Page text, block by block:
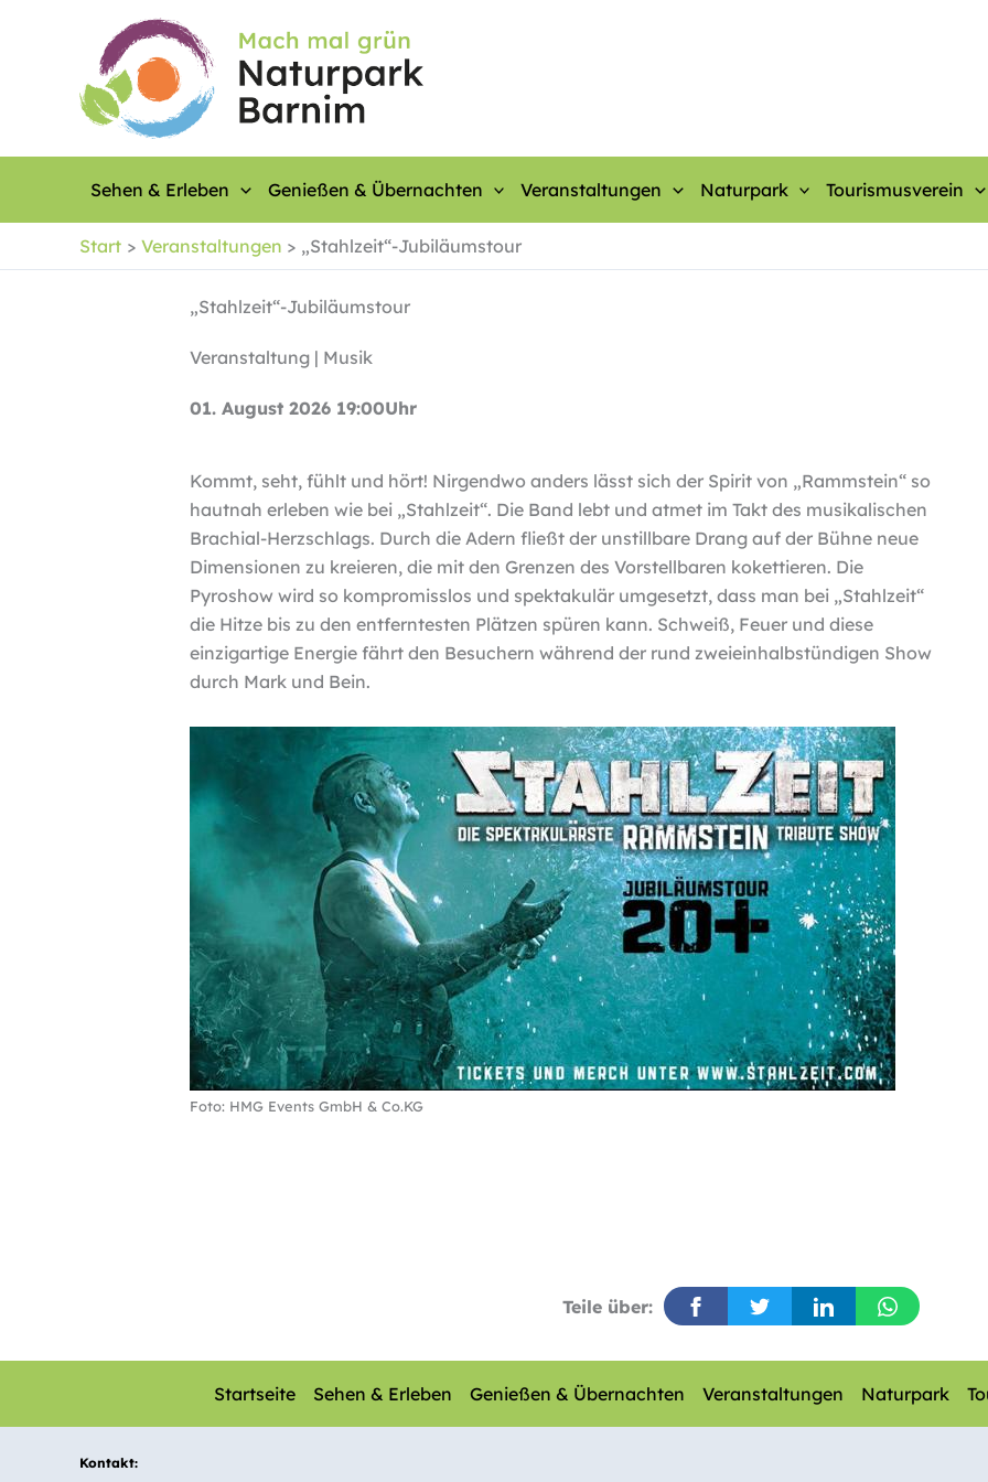
Sehen & Erleben Genießen & Übernachten Veranstaltungen Naturpark Tourismusverein
Start Veranstaltungen „Stahlzeit“-Jubiläumstour
„Stahlzeit“-Jubiläumstour
Veranstaltung | Musik
01. August 2026 19:00Uhr
Kommt, seht, fühlt und hört! Nirgendwo anders lässt sich der Spirit von „Rammstein“ so
hautnah erleben wie bei „Stahlzeit“. Die Band lebt und atmet im Takt des musikalischen
Brachial-Herzschlags. Durch die Adern fließt der unstillbare Drang auf der Bühne neue
Dimensionen zu kreieren, die mit den Grenzen des Vorstellbaren kokettieren. Die
Pyroshow wird so kompromisslos und spektakulär umgesetzt, dass man bei „Stahlzeit“
die Hitze bis zu den entferntesten Plätzen spüren kann. Schweiß, Feuer und diese
einzigartige Energie fährt den Besuchern während der rund zweieinhalbstündigen Show
durch Mark und Bein.
Foto: HMG Events GmbH & Co.KG
Teile über:
Startseite Sehen & Erleben Genießen & Übernachten Veranstaltungen Naturpark
Kontakt: